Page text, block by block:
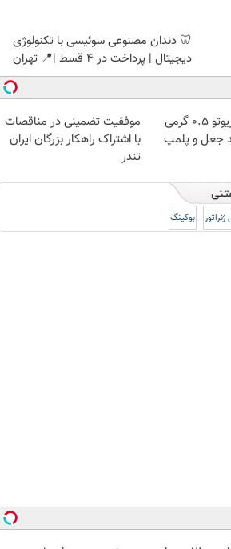
🦷 دندان مصنوعی سوئیسی با تکنولوژی
دیجیتال | پرداخت در 4 قسط |📍 تهران
خرید شمش زیوتو ۰.۵ گرمی
| ضد جعل و پلمپ
موفقیت تضمینی در مناقصات
با اشتراک راهکار بزرگان ایران
تندر
بوکینگ